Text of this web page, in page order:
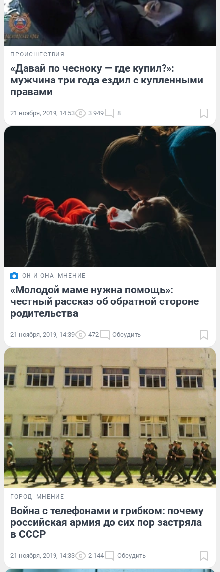
ПРОИСШЕСТВИЯ
«Давай по чесноку — где купил?»:
мужчина три года ездил с купленными
правами
21 ноября, 2019, 14:53 3 949 8
ОН И ОНА МНЕНИЕ
«Молодой маме нужна помощь»:
честный рассказ об обратной стороне
родительства
21 ноября, 2019, 14:39 472 Обсудить
ГОРОД МНЕНИЕ
Война с телефонами и грибком: почему
российская армия до сих пор застряла
в СССР
21 ноября, 2019, 14:33 2 144 Обсудить